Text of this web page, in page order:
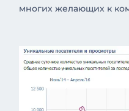
многих желающих к